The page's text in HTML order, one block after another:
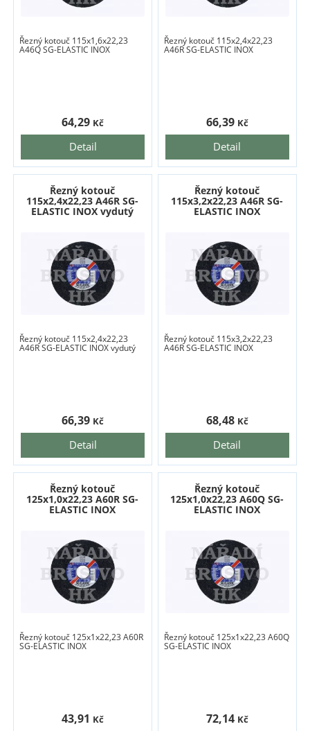
Řezný kotouč 115x1,6x22,23
A46Q SG-ELASTIC INOX
Detail
64,29 Kč
Řezný kotouč 115x2,4x22,23
A46R SG-ELASTIC INOX
Detail
66,39 Kč
Řezný kotouč
115x2,4x22,23 A46R SG-
ELASTIC INOX vydutý
Řezný kotouč 115x2,4x22,23
A46R SG-ELASTIC INOX vydutý
Detail
66,39 Kč
Řezný kotouč
115x3,2x22,23 A46R SG-
ELASTIC INOX
Řezný kotouč 115x3,2x22,23
A46R SG-ELASTIC INOX
Detail
68,48 Kč
Řezný kotouč
125x1,0x22,23 A60R SG-
ELASTIC INOX
Řezný kotouč 125x1x22,23 A60R
SG-ELASTIC INOX
43,91 Kč
Řezný kotouč
125x1,0x22,23 A60Q SG-
ELASTIC INOX
Řezný kotouč 125x1x22,23 A60Q
SG-ELASTIC INOX
72,14 Kč